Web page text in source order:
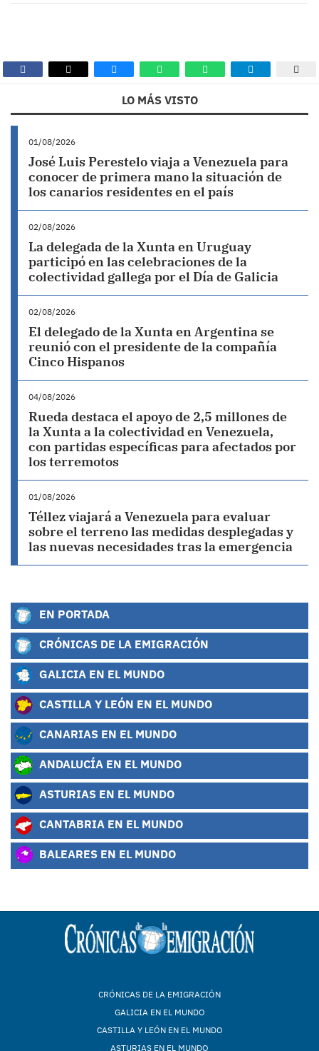
LO MÁS VISTO
01/08/2026
José Luis Perestelo viaja a Venezuela para
conocer de primera mano la situación de
los canarios residentes en el país
02/08/2026
La delegada de la Xunta en Uruguay
participó en las celebraciones de la
colectividad gallega por el Día de Galicia
02/08/2026
El delegado de la Xunta en Argentina se
reunió con el presidente de la compañía
Cinco Hispanos
04/08/2026
Rueda destaca el apoyo de 2,5 millones de
la Xunta a la colectividad en Venezuela,
con partidas específicas para afectados por
los terremotos
01/08/2026
Téllez viajará a Venezuela para evaluar
sobre el terreno las medidas desplegadas y
las nuevas necesidades tras la emergencia
EN PORTADA
CRÓNICAS DE LA EMIGRACIÓN
GALICIA EN EL MUNDO
CASTILLA Y LEÓN EN EL MUNDO
CANARIAS EN EL MUNDO
ANDALUCÍA EN EL MUNDO
ASTURIAS EN EL MUNDO
CANTABRIA EN EL MUNDO
BALEARES EN EL MUNDO
CRÓNICAS DE LA EMIGRACIÓN
GALICIA EN EL MUNDO
CASTILLA Y LEÓN EN EL MUNDO
ASTURIAS EN EL MUNDO